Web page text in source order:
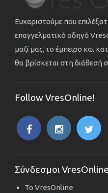
Ευχαριστούμε που
επαγγελματικό οδηγό
μαζί μας, το έμπειρο και
θα βρίσκεται στη διάθεσή
Follow VresOnline!
Σύνδεσμοι VresOnline
Το VresOnline